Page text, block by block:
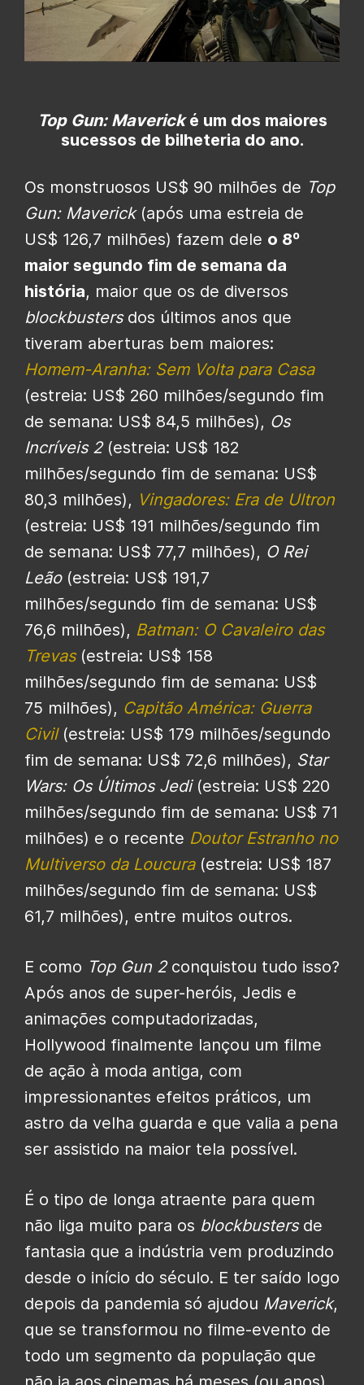
Top Gun: Maverické um dos maiores
sucessos de bilheteria do ano.
Os monstruosos US$ 90 milhões de Top
Gun: Maverick(após uma estreia de
US$ 126,7 milhões) fazem dele o 8º
maior segundo fim de semana da
história, maior que os de diversos
blockbustersdos últimos anos que
tiveram aberturas bem maiores:
Homem-Aranha: Sem Volta para Casa
(estreia: US$ 260 milhões/segundo fim
de semana: US$ 84,5 milhões), Os
Incríveis 2(estreia: US$ 182
milhões/segundo fim de semana: US$
80,3 milhões), Vingadores: Era de Ultron
(estreia: US$ 191 milhões/segundo fim
de semana: US$ 77,7 milhões), O Rei
Leão(estreia: US$ 191,7
milhões/segundo fim de semana: US$
76,6 milhões), Batman: O Cavaleiro das
Trevas(estreia: US$ 158
milhões/segundo fim de semana: US$
75 milhões), Capitão América: Guerra
Civil(estreia: US$ 179 milhões/segundo
fim de semana: US$ 72,6 milhões), Star
Wars: Os Últimos Jedi(estreia: US$ 220
milhões/segundo fim de semana: US$ 71
milhões) e o recente Doutor Estranho no
Multiverso da Loucura(estreia: US$ 187
milhões/segundo fim de semana: US$
61,7 milhões), entre muitos outros.
E como Top Gun 2conquistou tudo isso?
Após anos de super-heróis, Jedis e
animações computadorizadas,
Hollywood finalmente lançou um filme
de ação à moda antiga, com
impressionantes efeitos práticos, um
astro da velha guarda e que valia a pena
ser assistido na maior tela possível.
É o tipo de longa atraente para quem
não liga muito para os blockbustersde
fantasia que a indústria vem produzindo
desde o início do século. E ter saído logo
depois da pandemia só ajudou Maverick,
que se transformou no filme-evento de
todo um segmento da população que